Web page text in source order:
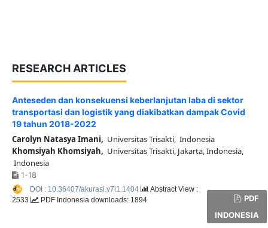
RESEARCH ARTICLES
Anteseden dan konsekuensi keberlanjutan laba di sektor
transportasi dan logistik yang diakibatkan dampak Covid
19 tahun 2018-2022
Carolyn Natasya Imani, Universitas Trisakti, Indonesia
Khomsiyah Khomsiyah, Universitas Trisakti, Jakarta, Indonesia,
Indonesia
1-18
PDF
INDONESIA
DOI : 10.36407/akurasi.v7i1.1404
Abstract View :
2533
PDF Indonesia downloads: 1894